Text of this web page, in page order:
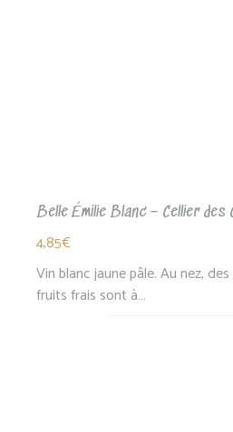
Belle Émilie Blanc – Cellier
4,85€
Vin blanc jaune pâle. Au nez,
fruits frais sont à…